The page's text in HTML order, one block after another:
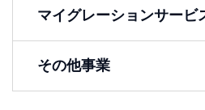
マイグレーションサービ
その他事業